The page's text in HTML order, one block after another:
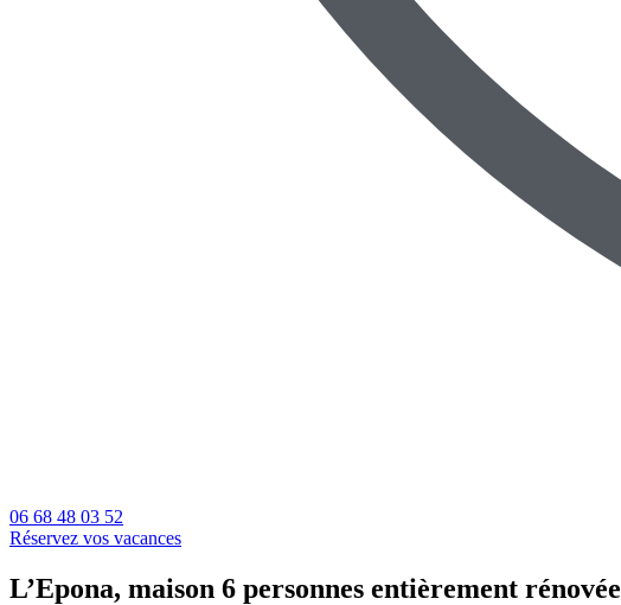
06 68 48 03 52
Réservez vos vacances
L’Epona, maison 6 personnes entièrement rénovée